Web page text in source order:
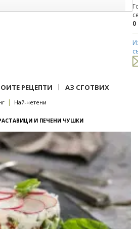
0
РЕЦЕПТИ | АЗ СГОТВИХ
| Най-четени
И ПЕЧЕНИ ЧУШКИ